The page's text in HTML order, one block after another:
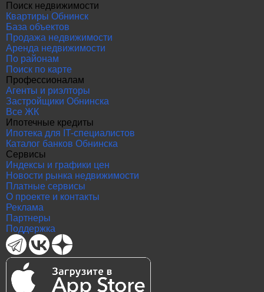
Поиск недвижимости
Квартиры Обнинск
База объектов
Продажа недвижимости
Аренда недвижимости
По районам
Поиск по карте
Профессионалам
Агенты и риэлторы
Застройщики Обнинска
Все ЖК
Ипотечные кредиты
Ипотека для IT-специалистов
Каталог банков Обнинска
Сервисы
Индексы и графики цен
Новости рынка недвижимости
Платные сервисы
О проекте и контакты
Реклама
Партнеры
Поддержка